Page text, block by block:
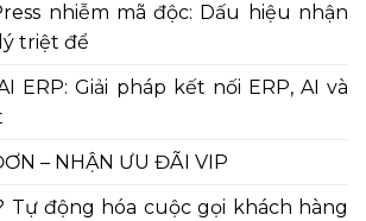
nhiễm mã độc: Dấu hiệu nhận
triệt để
ERP: Giải pháp kết nối ERP, AI và
– NHẬN ƯU ĐÃI VIP
Tự động hóa cuộc gọi khách hàng